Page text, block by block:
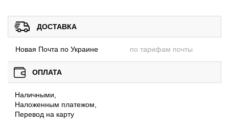
ДОСТАВКА
Новая Почта по Украине по тарифам почты
ОПЛАТА
Наличными,
Наложенным платежом,
Перевод на карту